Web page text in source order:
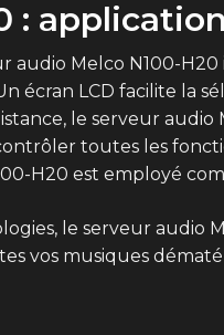
:
audio Melco N100-
écran LCD facilite la
le serveur
toutes les
H20 est employé
le serveur
vos musiques